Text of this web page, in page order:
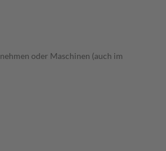
oder Maschinen (auch im